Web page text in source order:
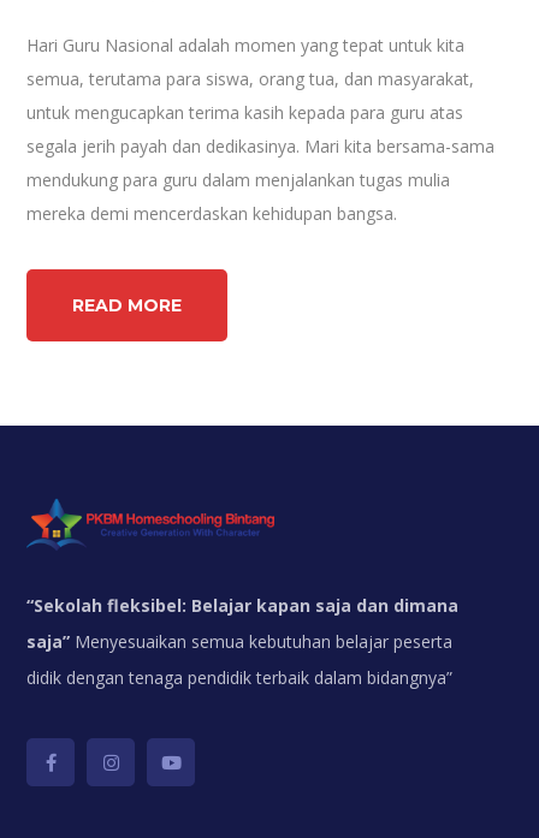
Hari Guru Nasional adalah momen yang tepat untuk kita
semua, terutama para siswa, orang tua, dan masyarakat,
untuk mengucapkan terima kasih kepada para guru atas
segala jerih payah dan dedikasinya. Mari kita bersama-sama
mendukung para guru dalam menjalankan tugas mulia
mereka demi mencerdaskan kehidupan bangsa.
READ MORE
“Sekolah fleksibel: Belajar kapan saja dan dimana
saja” Menyesuaikan semua kebutuhan belajar peserta
didik dengan tenaga pendidik terbaik dalam bidangnya”